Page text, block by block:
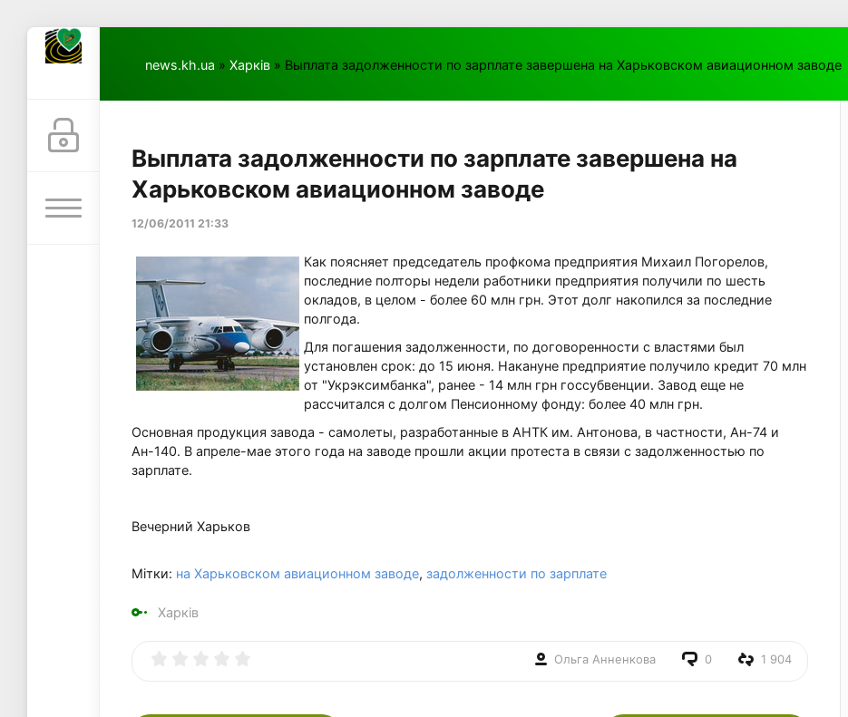
news.kh.ua » Харків » Выплата задолженности по зарплате завершена на Харьковском авиационном заводе
Выплата задолженности по зарплате завершена на
Харьковском авиационном заводе
12/06/2011 21:33
Как поясняет председатель профкома предприятия Михаил Погорелов,
последние полторы недели работники предприятия получили по шесть
окладов, в целом - более 60 млн грн. Этот долг накопился за последние
полгода.
Для погашения задолженности, по договоренности с властями был
установлен срок: до 15 июня. Накануне предприятие получило кредит 70 млн
от "Укрэксимбанка", ранее - 14 млн грн госсубвенции. Завод еще не
рассчитался с долгом Пенсионному фонду: более 40 млн грн.
Основная продукция завода - самолеты, разработанные в АНТК им. Антонова, в частности, Ан-74 и
Ан-140. В апреле-мае этого года на заводе прошли акции протеста в связи с задолженностью по
зарплате.
Вечерний Харьков
Мітки: на Харьковском авиационном заводе, задолженности по зарплате
Харків
Ольга Анненкова 0 1 904